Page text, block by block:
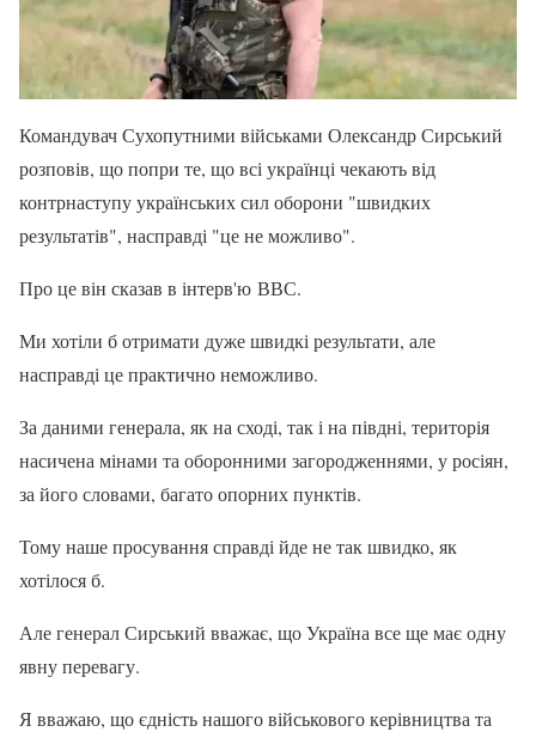
Командувач Сухопутними військами Олександр Сирський
розповів, що попри те, що всі українці чекають від
контрнаступу українських сил оборони "швидких
результатів", насправді "це не можливо".
Про це він сказав в інтерв'ю ВВС.
Ми хотіли б отримати дуже швидкі результати, але
насправді це практично неможливо.
За даними генерала, як на сході, так і на півдні, територія
насичена мінами та оборонними загородженнями, у росіян,
за його словами, багато опорних пунктів.
Тому наше просування справді йде не так швидко, як
хотілося б.
Але генерал Сирський вважає, що Україна все ще має одну
явну перевагу.
Я вважаю, що єдність нашого військового керівництва та